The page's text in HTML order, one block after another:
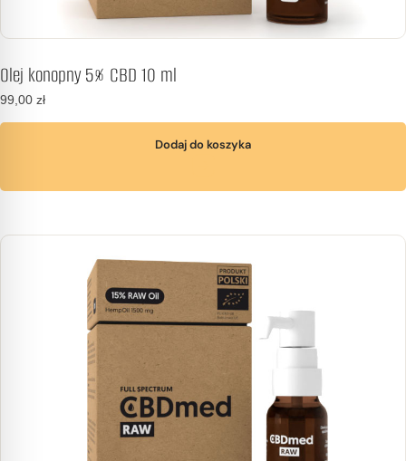
Olej konopny 5% CBD 10 ml
99,00 zł
Dodaj do koszyka